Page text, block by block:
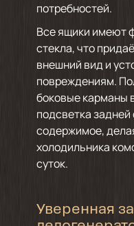
потребностей.
Все ящики имеют
стекла, что
внешний вид и
повреждениям.
боковые карманы
подсветка
содержимое,
холодильника
суток.
Уверенная